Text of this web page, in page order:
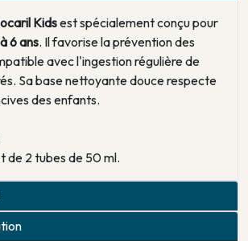
Kidsest spécialement conçu pour
6 ans. Il favorise la prévention des
avec l'ingestion régulière de
Sa base nettoyante douce respecte
des enfants.
de 2 tubes de 50 ml.